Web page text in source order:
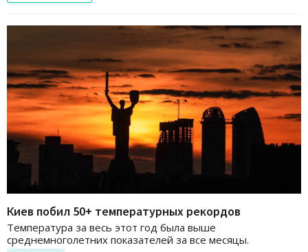
Киев побил 50+ температурных рекордов
Температура за весь этот год была выше
среднемноголетних показателей за все месяцы.